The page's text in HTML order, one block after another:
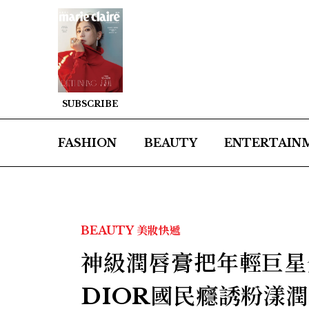
SUBSCRIBE
FASHION BEAUTY
BEAUTY 美妝快遞
神級潤唇膏把年輕巨
DIOR國民癮誘粉漾